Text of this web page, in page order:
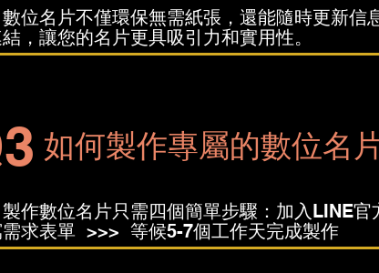
位名片不僅環保無需紙張，還能隨時更新
，讓您的名片更具吸引力和實用性。
如何製作專屬的數位名
作數位名片只需四個簡單步驟：加入LINE
求表單 >>> 等候5-7個工作天完成製作